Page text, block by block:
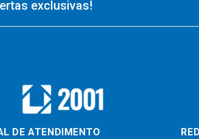
exclusivas!
DE ATENDIMENTO